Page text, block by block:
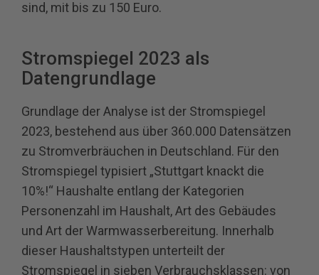
sind, mit bis zu 150 Euro.
Stromspiegel 2023 als
Datengrundlage
Grundlage der Analyse ist der Stromspiegel
2023, bestehend aus über 360.000 Datensätzen
zu Stromverbräuchen in Deutschland. Für den
Stromspiegel typisiert „Stuttgart knackt die
10%!“ Haushalte entlang der Kategorien
Personenzahl im Haushalt, Art des Gebäudes
und Art der Warmwasserbereitung. Innerhalb
dieser Haushaltstypen unterteilt der
Stromspiegel in sieben Verbrauchsklassen: von